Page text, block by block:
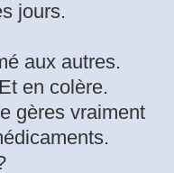
jours.
aux autres.
en colère.
gères vraiment